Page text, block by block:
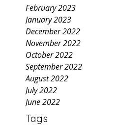
February 2023
January 2023
December 2022
November 2022
October 2022
September 2022
August 2022
July 2022
June 2022
Tags